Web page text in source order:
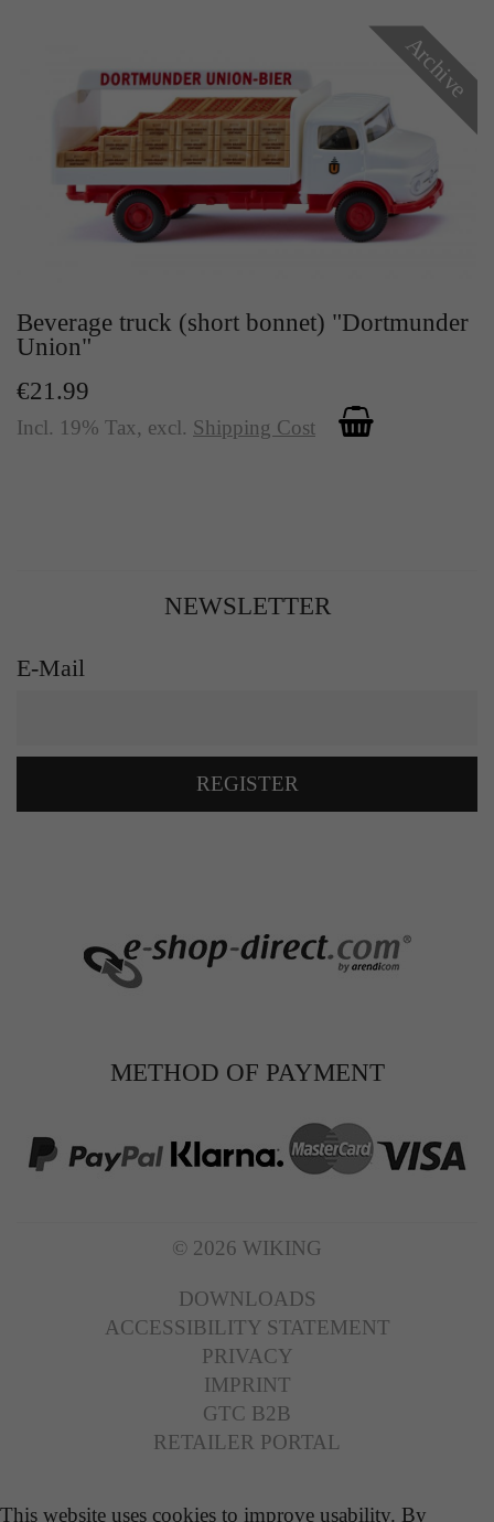
Archive
Beverage truck (short bonnet) "Dortmunder
Union"
€21.99
Incl. 19% Tax, excl. Shipping Cost
NEWSLETTER
E-Mail
REGISTER
METHOD OF PAYMENT
© 2026 WIKING
DOWNLOADS
ACCESSIBILITY STATEMENT
PRIVACY
IMPRINT
GTC B2B
RETAILER PORTAL
This website uses cookies to improve usability. By